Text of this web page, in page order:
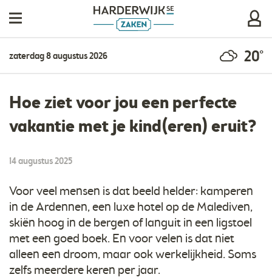
zaterdag 8 augustus 2026 20°
Hoe ziet voor jou een perfecte
vakantie met je kind(eren) eruit?
14 augustus 2025
Voor veel mensen is dat beeld helder: kamperen
in de Ardennen, een luxe hotel op de Malediven,
skiën hoog in de bergen of languit in een ligstoel
met een goed boek. En voor velen is dat niet
alleen een droom, maar ook werkelijkheid. Soms
zelfs meerdere keren per jaar.